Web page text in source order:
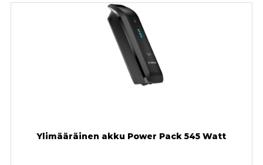
Ylimääräinen akku Power Pack 545 Watt